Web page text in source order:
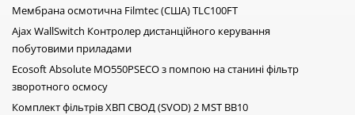
ємність для води
водонагрівач електричний
фільтри для води на кран
змішувач для кухні
накопичувальний бак для води
пляшка для води
фільтр від накипу
Мембрана осмотична Filmtec (США) TLC100FT
Ajax WallSwitch Контролер дистанційного керування
побутовими приладами
Ecosoft Absolute MO550PSECO з помпою на станині фільтр
зворотного осмосу
Комплект фільтрів ХВП СВОД (SVOD) 2 MST BB10